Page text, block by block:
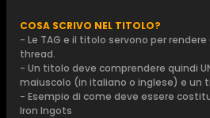
COSA SCRIVO NEL TITOLO?
- Le TAG e il titolo servono per
thread.
- Un titolo deve comprendere quindi
maiuscolo (in italiano o inglese) e un
- Esempio di come deve essere
Iron Ingots